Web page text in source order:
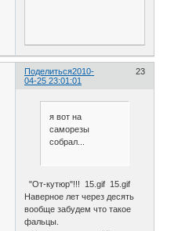
Поделиться 23
2010-
04-25 23:01:01
я вот на
саморезы
собрал...
"От-кутюр"!!! 15.gif 15.gif
Наверное лет через десять
вообще забудем что такое
фальцы.